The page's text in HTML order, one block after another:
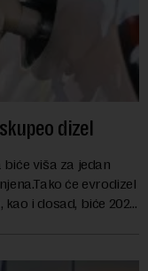
dizel
viša za jedan
će evrodizel
i dosad, biće 202